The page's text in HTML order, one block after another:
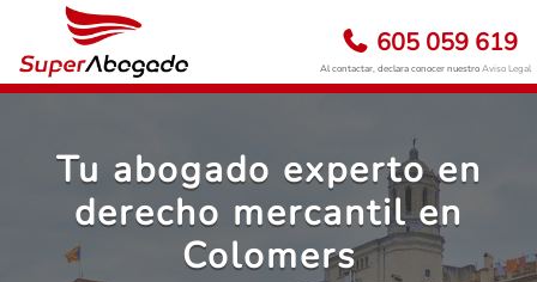
605 059 619
Al contactar, declara conocer nuestroAviso Legal
Tu abogado experto en
derecho mercantil en
Colomers